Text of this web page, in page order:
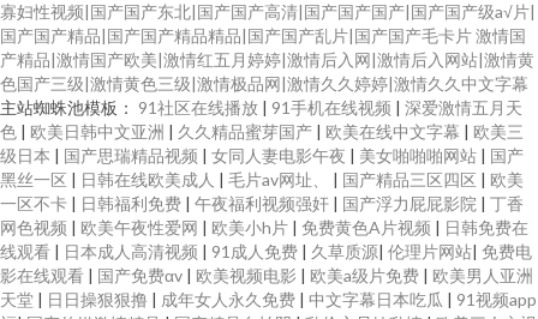
寡妇性视频|国产国产东北|国产国产高清|国产国产国产|国产国产级a√片|
国产国产精品|国产国产精品精品|国产国产乱片|国产国产毛卡片激情国
产精品|激情国产欧美|激情红五月婷婷|激情后入网|激情后入网站|激情黄
色国产三级|激情黄色三级|激情极品网|激情久久婷婷|激情久久中文字幕
主站蜘蛛池模板： 91社区在线播放 | 91手机在线视频 | 深爱激情五月天
色 | 欧美日韩中文亚洲 | 久久精品蜜芽国产 | 欧美在线中文字幕 | 欧美三
级日本 | 国产思瑞精品视频 | 女同人妻电影午夜 | 美女啪啪啪网站 | 国产
黑丝一区 | 日韩在线欧美成人 | 毛片av网址、 | 国产精品三区四区 | 欧美
一区不卡 | 日韩福利免费 | 午夜福利视频强奸 | 国产浮力屁屁影院 | 丁香
网色视频 | 欧美午夜性爱网 | 欧美小h片 | 免费黄色A片视频 | 日韩免费在
线观看 | 日本成人高清视频 | 91成人免费 | 久草质源| 伦理片网站| 免费电
影在线观看 | 国产免费αv | 欧美视频电影 | 欧美a级片免费 | 欧美男人亚洲
天堂 | 日日操狠狠撸 | 成年女人永久免费 | 中文字幕日本吃瓜 | 91视频app